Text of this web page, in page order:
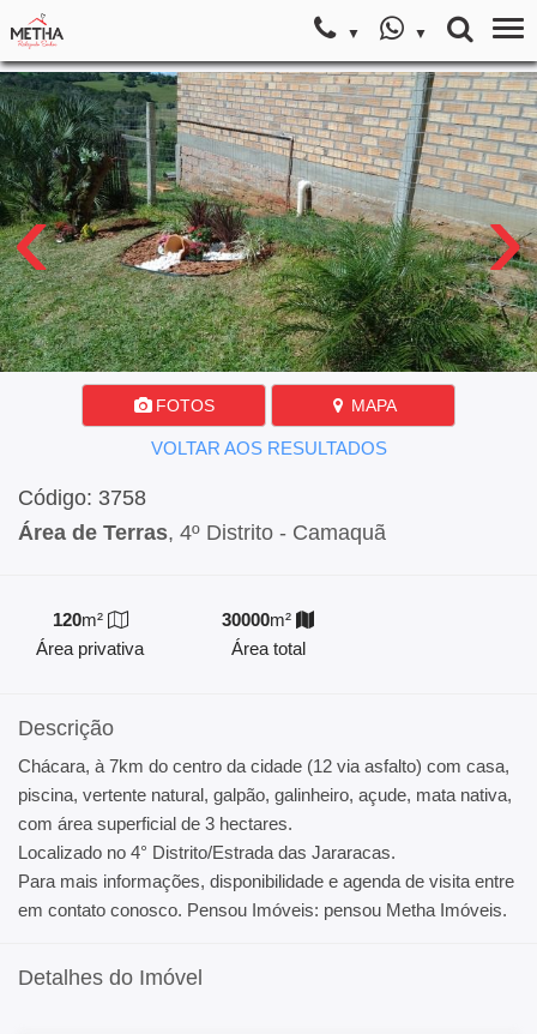
‹ ›
FOTOS MAPA
VOLTAR AOS RESULTADOS
Código: 3758
Área de Terras, 4º Distrito - Camaquã
120m²
Área privativa
30000m²
Área total
Descrição
Chácara, à 7km do centro da cidade (12 via asfalto) com casa,
piscina, vertente natural, galpão, galinheiro, açude, mata nativa,
com área superficial de 3 hectares.
Localizado no 4° Distrito/Estrada das Jararacas.
Para mais informações, disponibilidade e agenda de visita entre
em contato conosco. Pensou Imóveis: pensou Metha Imóveis.
Detalhes do Imóvel